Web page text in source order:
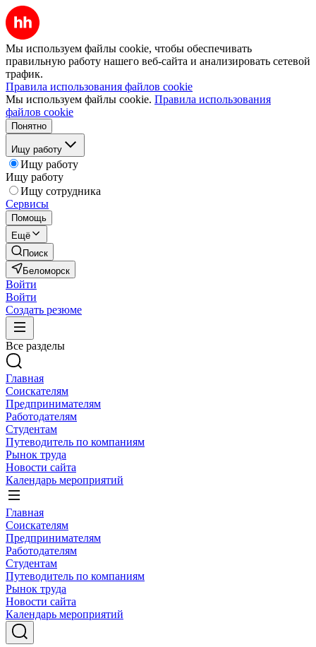
Мы используем файлы cookie, чтобы обеспечивать
правильную работу нашего веб-сайта и анализировать сетевой
трафик.
Правила использования файлов cookie
Мы используем файлы cookie. Правила использования
файлов cookie
Понятно
Ищу работу
Ищу работу
Ищу работу
Ищу сотрудника
Сервисы
Помощь
Ещё
Поиск
Беломорск
Войти
Войти
Создать резюме
Все разделы
Главная
Соискателям
Предпринимателям
Работодателям
Студентам
Путеводитель по компаниям
Рынок труда
Новости сайта
Календарь мероприятий
Главная
Соискателям
Предпринимателям
Работодателям
Студентам
Путеводитель по компаниям
Рынок труда
Новости сайта
Календарь мероприятий